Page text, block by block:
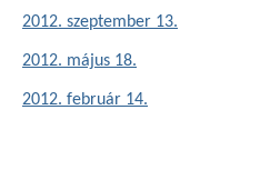
2012. szeptember 13.
2012. május 18.
2012. február 14.